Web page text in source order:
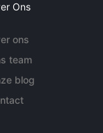
Ons
ons
team
blog